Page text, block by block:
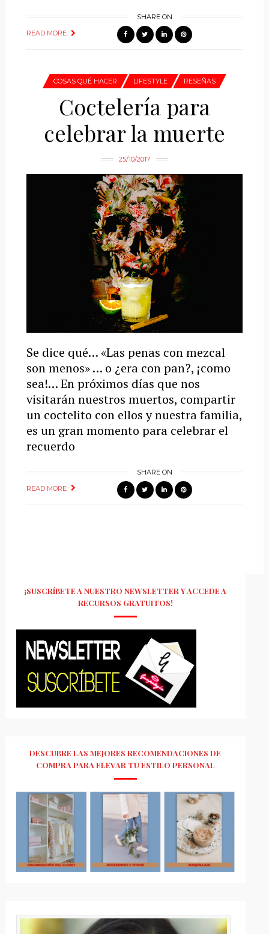
READ MORE
SHARE ON
COSAS QUÉ HACER LIFESTYLE RESEÑAS
Coctelería para
celebrar la muerte
25/10/2017
Se dice qué… «Las penas con mezcal
son menos» … o ¿era con pan?, ¡como
sea!… En próximos días que nos
visitarán nuestros muertos, compartir
un coctelito con ellos y nuestra familia,
es un gran momento para celebrar el
recuerdo
READ MORE
SHARE ON
¡SUSCRÍBETE A NUESTRO NEWSLETTER Y ACCEDE A
RECURSOS GRATUITOS!
DESCUBRE LAS MEJORES RECOMENDACIONES DE
COMPRA PARA ELEVAR TU ESTILO PERSONAL